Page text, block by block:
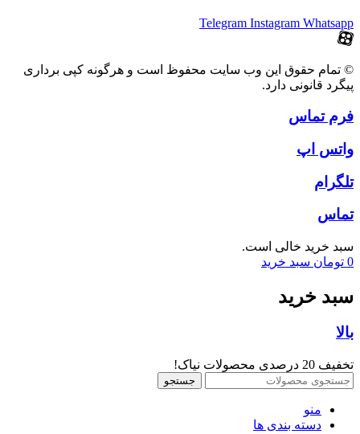
Telegram Instagram Whatsapp
© تمام حقوق این وب سایت محفوظ است و هرگونه کپی برداری
پیگرد قانونی دارد.
فرم تماس
واتس اپ
تلگرام
تماس
سبد خرید خالی است.
0 تومان سبد خرید
سبد خرید
بالا
تخفیف 20 درصدی محصولات نیاک!
جستجو
منو
دسته بندی ها